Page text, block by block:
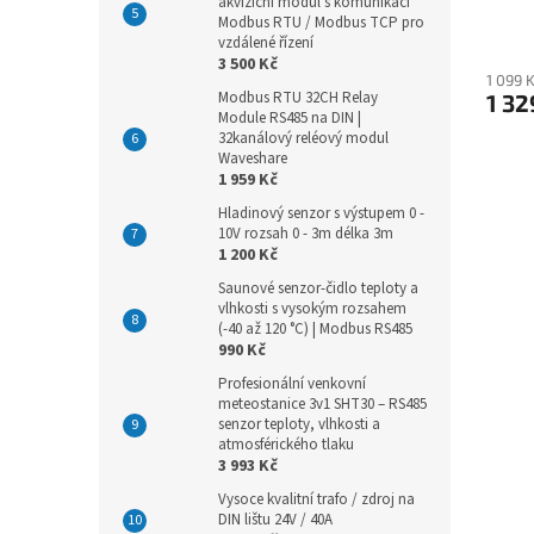
Modbus RTU / Modbus TCP pro
vzdálené řízení
3 500 Kč
Modbus RTU 32CH Relay
Module RS485 na DIN |
32kanálový reléový modul
Waveshare
1 959 Kč
Hladinový senzor s výstupem 0 -
10V rozsah 0 - 3m délka 3m
1 200 Kč
Saunové senzor-čidlo teploty a
vlhkosti s vysokým rozsahem
(-40 až 120 °C) | Modbus RS485
990 Kč
Profesionální venkovní
meteostanice 3v1 SHT30 – RS485
senzor teploty, vlhkosti a
atmosférického tlaku
3 993 Kč
Vysoce kvalitní trafo / zdroj na
DIN lištu 24V / 40A
1 099
1